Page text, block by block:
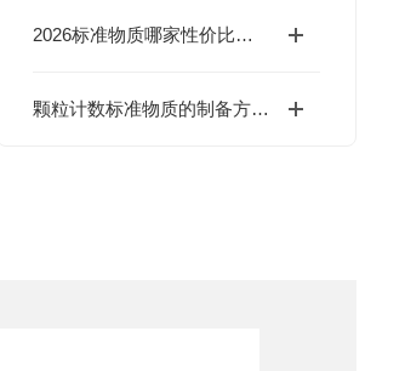
2026标准物质哪家性价比高？北京海岸鸿蒙现货标物价格合理有优惠
颗粒计数标准物质的制备方法与性能分析